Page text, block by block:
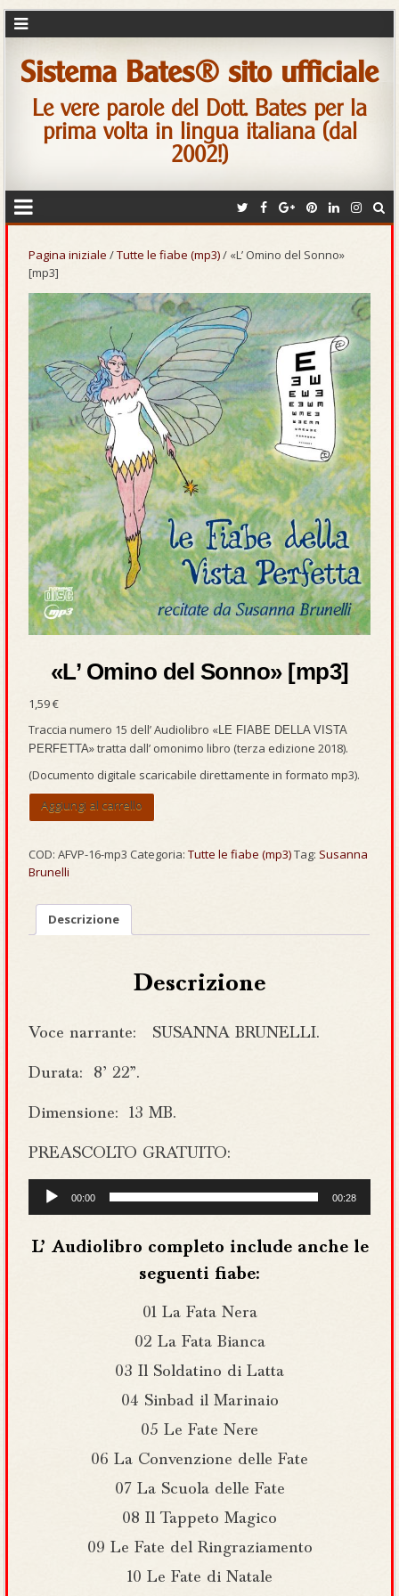
Sistema Bates® sito ufficiale
Le vere parole del Dott. Bates per la
prima volta in lingua italiana (dal
2002!)
Pagina iniziale /Tutte le fiabe (mp3)/ «L’ Omino del Sonno»
[mp3]
«L’ Omino del Sonno» [mp3]
1,59€
Traccia numero 15 dell’ Audiolibro «LE FIABE DELLA VISTA
PERFETTA» tratta dall’ omonimo libro (terza edizione 2018).
(Documento digitale scaricabile direttamente in formato mp3).
«L’
Omino
Sonno»
[mp3]
Aggiungi al carrello
COD:AFVP-16-mp3 Categoria:Tutte le fiabe (mp3)Tag: Susanna
Brunelli
Descrizione
Descrizione
Voce narrante: SUSANNA BRUNELLI.
Durata: 8’ 22”.
Dimensione: 13 MB.
PREASCOLTO GRATUITO:
Audio00:00 00:28
L’ Audiolibro completo include anche le
seguenti fiabe:
01 La Fata Nera
02 La Fata Bianca
03 Il Soldatino di Latta
04 Sinbad il Marinaio
05 Le Fate Nere
06 La Convenzione delle Fate
07 La Scuola delle Fate
08 Il Tappeto Magico
09 Le Fate del Ringraziamento
10 Le Fate di Natale